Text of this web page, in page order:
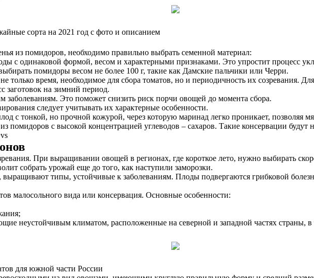
сорта на 2021 год с фото и описанием
из помидоров, необходимо правильно выбрать семенной материал:
с одинаковой формой, весом и характерными признаками. Это упростит процесс
помидоры весом не более 100 г, такие как Дамские пальчики или Черри.
только время, необходимое для сбора томатов, но и периодичность их созревания.
заготовок на зимний период.
заболеваниям. Это поможет снизить риск порчи овощей до момента сбора.
следует учитывать их характерные особенности.
с тонкой, но прочной кожурой, через которую маринад легко проникает, позволяя
помидоров с высокой концентрацией углеводов – сахаров. Такие консервации
При выращивании овощей в регионах, где короткое лето, нужно выбирать
собрать урожай еще до того, как наступили заморозки.
выращивают типы, устойчивые к заболеваниям. Плоды подвергаются грибковой
малосольного вида или консервация. Основные особенности:
неустойчивым климатом, расположенные на северной и западной частях страны,
для южной части России